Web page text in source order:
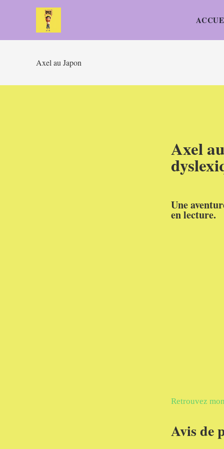
Axel au Japon
Axel
Une
en lecture.
Retrouvez
Avis de